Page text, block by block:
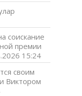
соискание
премии
15:24
своим
Виктором